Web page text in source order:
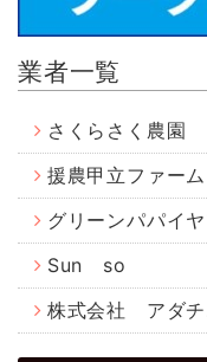
業者一覧
さくらさく農園
援農甲立ファーム
グリーンパパイ
Sun so
株式会社 アダチ